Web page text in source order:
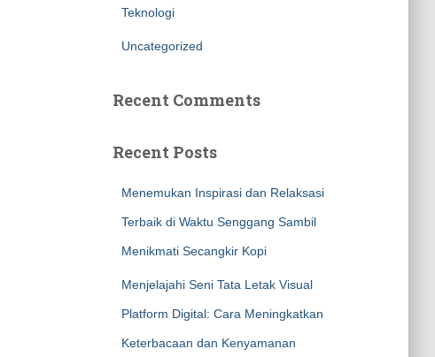
Teknologi
Uncategorized
Recent Comments
Recent Posts
Menemukan Inspirasi dan Relaksasi
Terbaik di Waktu Senggang Sambil
Menikmati Secangkir Kopi
Menjelajahi Seni Tata Letak Visual
Platform Digital: Cara Meningkatkan
Keterbacaan dan Kenyamanan